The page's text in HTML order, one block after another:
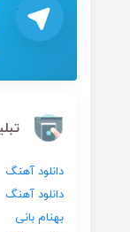
دانلود آهنگ
دانلود آهنگ
بهنام بانی